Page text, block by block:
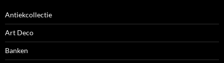
Antiekcollectie
Art Deco
Banken